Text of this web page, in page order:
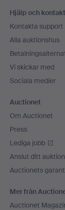
Hjälp och kontakt
Kontakta support
Alla auktionshus
Vi skickar med
Sociala medier
Auctionet
Om Auctionet
Press
Lediga jobb
Anslut ditt
Auctionets
Mer från
Auctionet